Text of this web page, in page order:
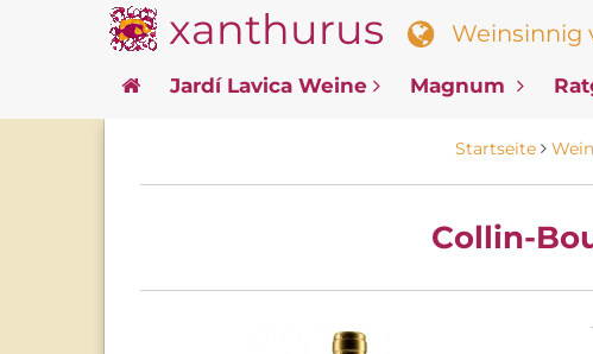
xanthurus Weinsinnig
Jardí Lavica Weine Magnum
Startseite Wein
Collin-